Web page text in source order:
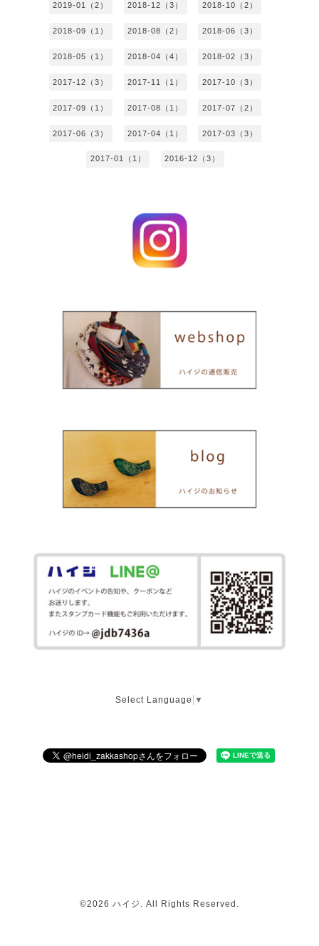
2019-01（2） 2018-12（3） 2018-10（2）
2018-09（1） 2018-08（2） 2018-06（3）
2018-05（1） 2018-04（4） 2018-02（3）
2017-12（3） 2017-11（1） 2017-10（3）
2017-09（1） 2017-08（1） 2017-07（2）
2017-06（3） 2017-04（1） 2017-03（3）
2017-01（1） 2016-12（3）
Select Language ▼
©2026 ハイジ . All Rights Reserved.